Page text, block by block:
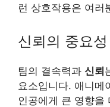
런 상호작용은 여러
신뢰의 중요성
팀의 결속력과 신뢰
요소입니다. 애니메
인공에게 큰 영향을